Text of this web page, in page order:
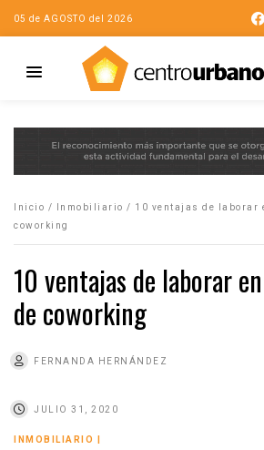
05 de AGOSTO del 2026
Inicio / Inmobiliario / 10 ventajas de laborar
coworking
10 ventajas de laborar
de coworking
FERNANDA HERNÁNDEZ
JULIO 31, 2020
INMOBILIARIO